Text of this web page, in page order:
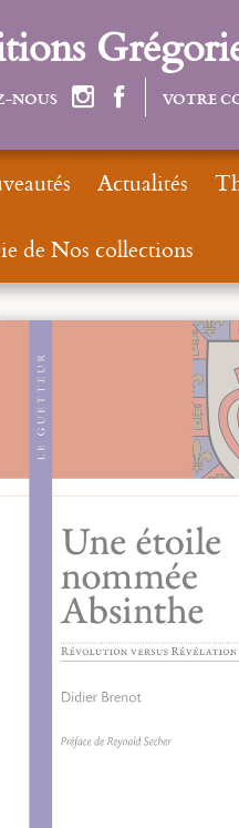
NOUS VOTRE
Actualités
de Nos collections
Permitir
de cookies